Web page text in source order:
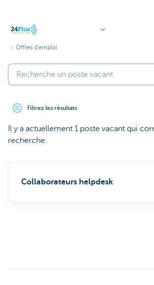
Offres d'emploi
Filtrez les résultats
Il y a actuellement 1 poste vacant qui
recherche.
Collaborateurs helpdesk